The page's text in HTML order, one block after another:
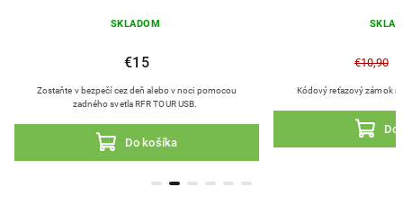
SKLADOM
€15
Do košíka
Zostaňte v bezpečí cez deň alebo v noci pomocou
zadného svetla RFR TOUR USB.
€10,90
Do
Kódový reťazový zámok